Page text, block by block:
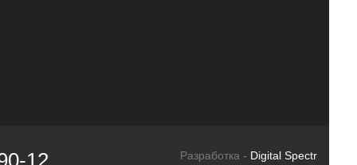
12 Разработка - Digital Spectr